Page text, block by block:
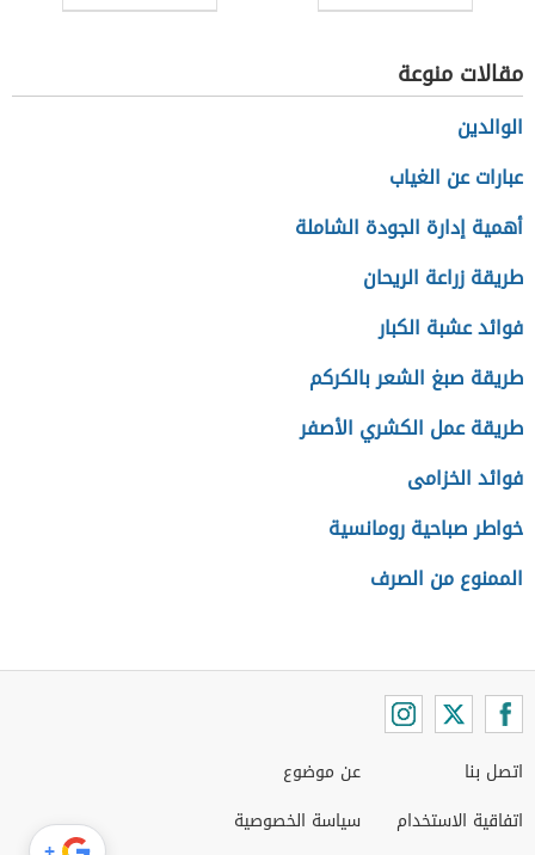
والأسود
مقالات منوعة
الوالدين
عبارات عن الغياب
أهمية إدارة الجودة الشاملة
طريقة زراعة الريحان
فوائد عشبة الكبار
طريقة صبغ الشعر بالكركم
طريقة عمل الكشري الأصفر
فوائد الخزامى
خواطر صباحية رومانسية
الممنوع من الصرف
اتصل بنا
اتفاقية الاستخدام
عن موضوع
سياسة الخصوصية